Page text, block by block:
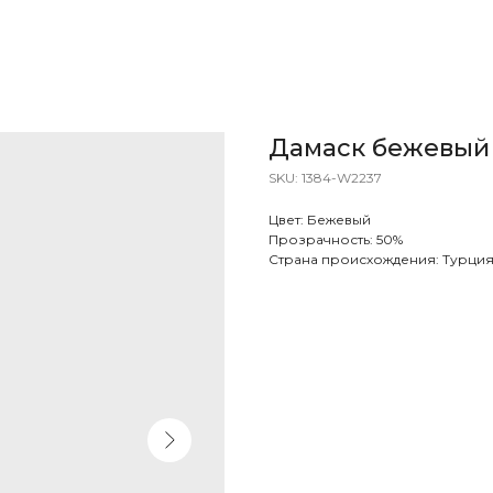
Дамаск бежевый
SKU: 1384-W2237
Цвет: Бежевый
Прозрачность: 50%
Страна происхождения: Турция